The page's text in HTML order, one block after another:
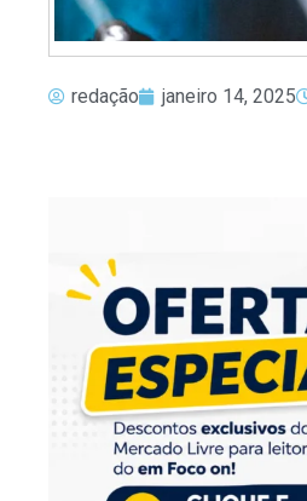
redação janeiro 14, 2025